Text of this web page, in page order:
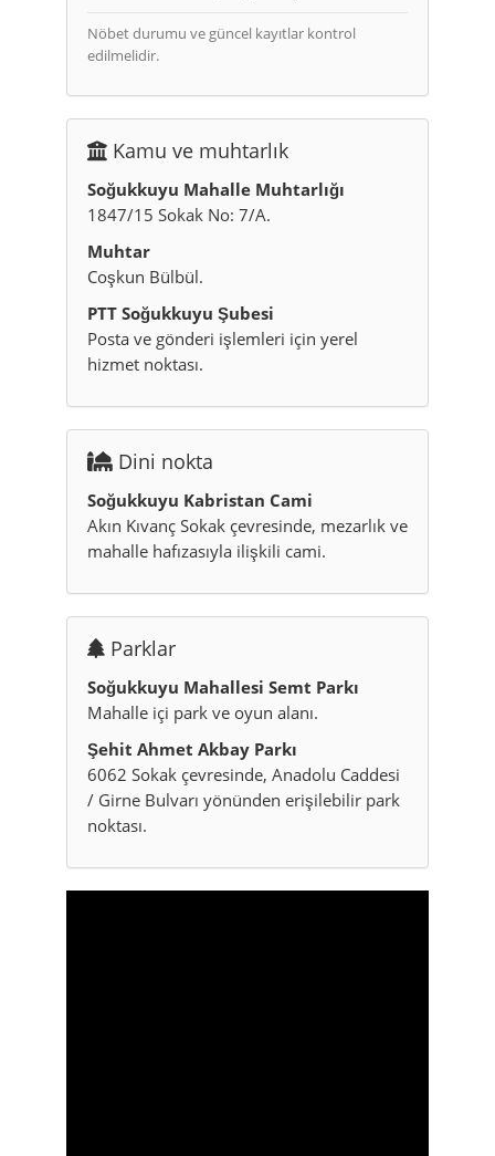
Nöbet durumu ve güncel kayıtlar kontrol
edilmelidir.
Kamu ve muhtarlık
Soğukkuyu Mahalle Muhtarlığı
1847/15 Sokak No: 7/A.
Muhtar
Coşkun Bülbül.
PTT Soğukkuyu Şubesi
Posta ve gönderi işlemleri için yerel
hizmet noktası.
Dini nokta
Soğukkuyu Kabristan Cami
Akın Kıvanç Sokak çevresinde, mezarlık ve
mahalle hafızasıyla ilişkili cami.
Parklar
Soğukkuyu Mahallesi Semt Parkı
Mahalle içi park ve oyun alanı.
Şehit Ahmet Akbay Parkı
6062 Sokak çevresinde, Anadolu Caddesi
/ Girne Bulvarı yönünden erişilebilir park
noktası.